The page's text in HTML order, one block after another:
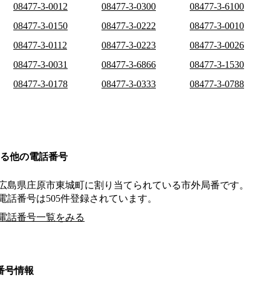
08477-3-0012 08477-3-0300 08477-3-6100
08477-3-0150 08477-3-0222 08477-3-0010
08477-3-0112 08477-3-0223 08477-3-0026
08477-3-0031 08477-3-6866 08477-3-1530
08477-3-0178 08477-3-0333 08477-3-0788
他の電話番号
島県庄原市東城町に割り当てられている市外局番です。
話番号は505件登録されています。
話番号一覧をみる
号情報